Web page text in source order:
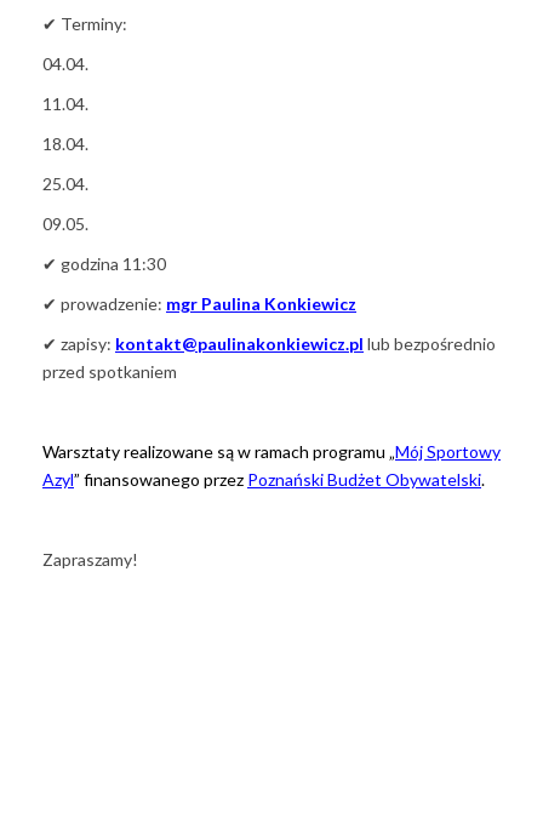
✔ Terminy:
04.04.
11.04.
18.04.
25.04.
09.05.
✔ godzina 11:30
✔ prowadzenie: mgr Paulina Konkiewicz
✔ zapisy: kontakt@paulinakonkiewicz.pl lub bezpośrednio
przed spotkaniem
Warsztaty realizowane są w ramach programu „Mój Sportowy
Azyl” finansowanego przez Poznański Budżet Obywatelski.
Zapraszamy!